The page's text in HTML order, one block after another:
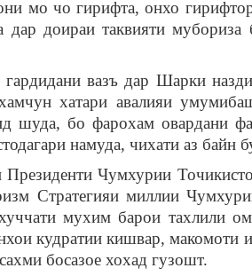
мо чо гирифта, онхо
доираи таквияти
вазъ дар Шарки
хатари авалияи
шуда, бо фарохам овардани
намуда, чихати аз байн
Чумхурии
Стратегияи миллии
мухим барои тахлили
кудратии кишвар,
босазое хохад гузошт.